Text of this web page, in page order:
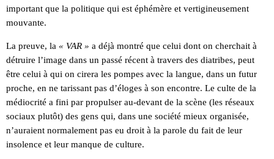
important que la politique qui est éphémère et vertigineusement
mouvante.
La preuve, la « VAR » a déjà montré que celui dont on cherchait à
détruire l’image dans un passé récent à travers des diatribes, peut
être celui à qui on cirera les pompes avec la langue, dans un futur
proche, en ne tarissant pas d’éloges à son encontre. Le culte de la
médiocrité a fini par propulser au-devant de la scène (les réseaux
sociaux plutôt) des gens qui, dans une société mieux organisée,
n’auraient normalement pas eu droit à la parole du fait de leur
insolence et leur manque de culture.